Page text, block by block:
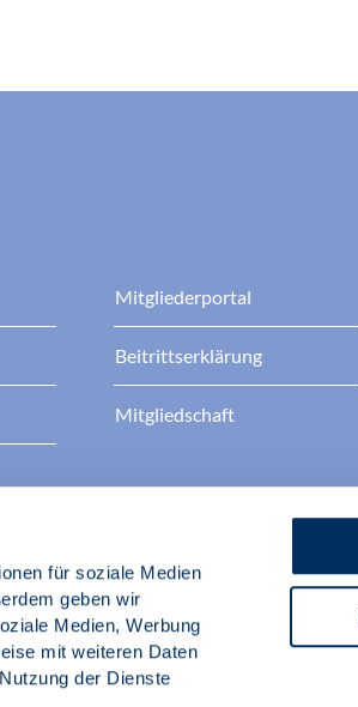
für soziale Medien
geben wir
Medien, Werbung
mit weiteren Daten
der Dienste
Mitgliederportal
Beitrittserklärung
Mitgliedschaft